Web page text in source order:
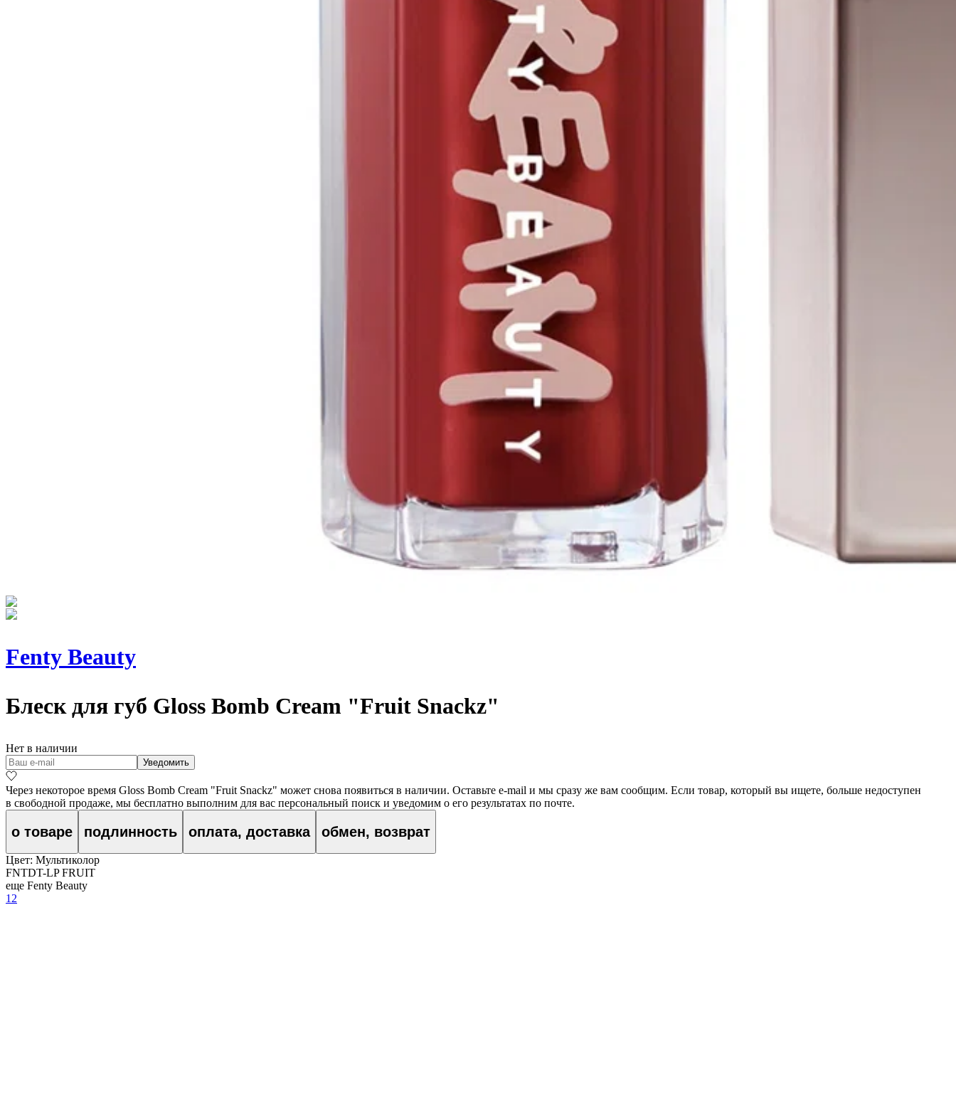
Fenty Beauty
Блеск для губ Gloss Bomb Cream "Fruit Snackz"
Нет в наличии
Уведомить
Через некоторое время Gloss Bomb Cream "Fruit Snackz" может снова появиться в наличии. Оставьте e‑mail и мы сразу же вам сообщим. Если товар, который вы ищете, больше недоступен
в свободной продаже, мы бесплатно выполним для вас персональный поиск и уведомим о его результатах по почте.
о товаре подлинность оплата, доставка обмен, возврат
Цвет: Мультиколор
FNTDT-LP FRUIT
еще Fenty Beauty
12